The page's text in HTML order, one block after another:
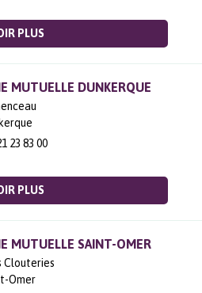
PLUS
MUTUELLE DUNKERQUE
23 83 00
PLUS
MUTUELLE SAINT-OMER
Clouteries
Omer